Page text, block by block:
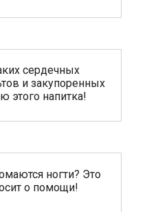
сердечных
и закупоренных
этого напитка!
ногти? Это
о помощи!